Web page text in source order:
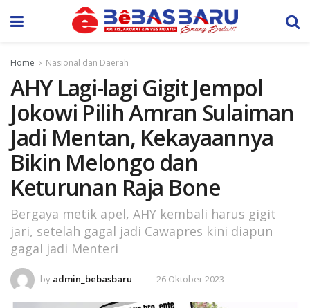
Home Nasional dan Daerah
AHY Lagi-lagi Gigit Jempol
Jokowi Pilih Amran Sulaiman
Jadi Mentan, Kekayaannya
Bikin Melongo dan
Keturunan Raja Bone
Bergaya metik apel, AHY kembali harus gigit
jari, setelah gagal jadi Cawapres kini diapun
gagal jadi Menteri
by admin_bebasbaru 26 Oktober 2023